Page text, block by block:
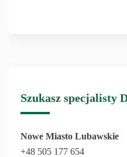
Szukasz specjalisty
Nowe Miasto Lubawskie
+48 505 177 654